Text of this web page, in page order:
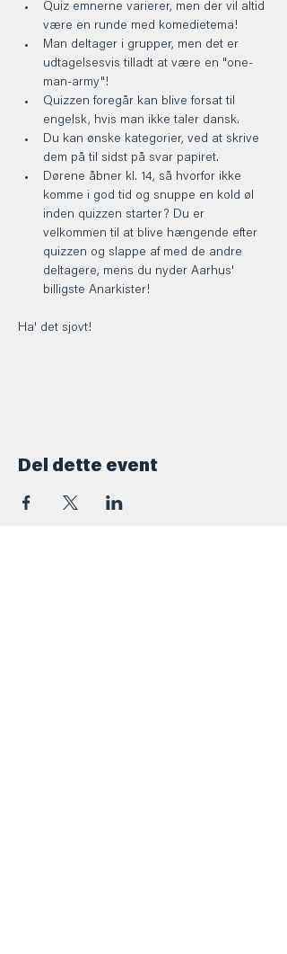
Quiz emnerne varierer, men der vil altid
være en runde med komedietema!
Man deltager i grupper, men det er
udtagelsesvis tilladt at være en "one-
man-army"!
Quizzen foregår kan blive forsat til
engelsk, hvis man ikke taler dansk.
Du kan ønske kategorier, ved at skrive
dem på til sidst på svar papiret.
Dørene åbner kl. 14, så hvorfor ikke
komme i god tid og snuppe en kold øl
inden quizzen starter? Du er
velkommen til at blive hængende efter
quizzen og slappe af med de andre
deltagere, mens du nyder Aarhus'
billigste Anarkister!
Ha' det sjovt!
Del dette event